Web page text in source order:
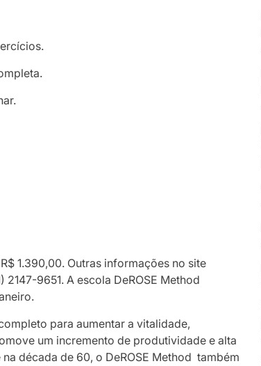
1.390,00. Outras informações no site
2147-9651. A escola DeROSE Method
para aumentar a vitalidade,
um incremento de produtividade e alta
década de 60, o DeROSE Method também